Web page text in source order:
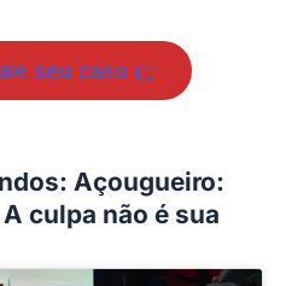
seu caso 👉
Açougueiro:
culpa não é sua